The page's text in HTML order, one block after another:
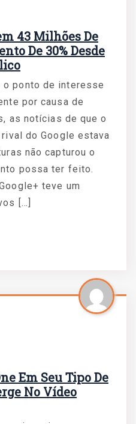
43 Milhões De
De 30% Desde
o ponto de interesse
por causa de
as notícias de que o
do Google estava
não capturou o
possa ter feito.
teve um
[…]
Em Seu Tipo De
No Vídeo